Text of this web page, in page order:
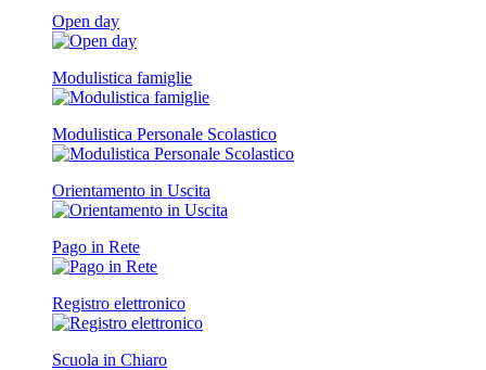
Open day
Modulistica famiglie
Modulistica Personale Scolastico
Orientamento in Uscita
Pago in Rete
Registro elettronico
Scuola in Chiaro